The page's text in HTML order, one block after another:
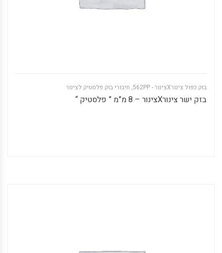
בזק כפול צינורXצינור - 562PP , חיבורי בזק פלסטיק לצינור
בזק ישר צינורXצינור – 8 מ”מ ” פלסטיק “